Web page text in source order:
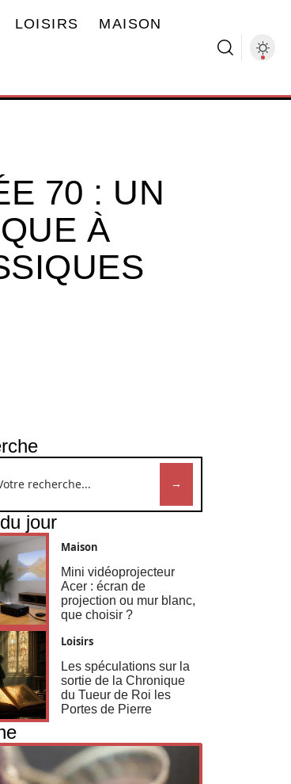
LOISIRS MAISON
70 : UN
À
jour
Maison
Mini vidéoprojecteur
Acer : écran de
projection ou mur blanc,
que choisir ?
Loisirs
Les spéculations sur la
sortie de la Chronique
du Tueur de Roi les
Portes de Pierre